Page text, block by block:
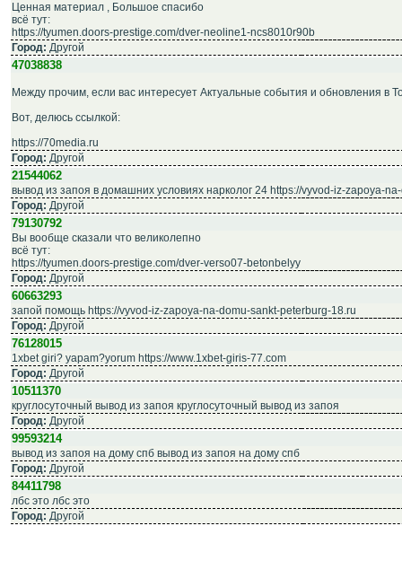
Ценная материал , Большое спасибо
всё тут:
https://tyumen.doors-prestige.com/dver-neoline1-ncs8010r90b
Город: Другой
47038838
Между прочим, если вас интересует Актуальные события и обновления в
Вот, делюсь ссылкой:
https://70media.ru
Город: Другой
21544062
вывод из запоя в домашних условиях нарколог 24 https://vyvod-iz-zapoya-
Город: Другой
79130792
Вы вообще сказали что великолепно
всё тут:
https://tyumen.doors-prestige.com/dver-verso07-betonbelyy
Город: Другой
60663293
запой помощь https://vyvod-iz-zapoya-na-domu-sankt-peterburg-18.ru
Город: Другой
76128015
1xbet giri? yapam?yorum https://www.1xbet-giris-77.com
Город: Другой
10511370
круглосуточный вывод из запоя круглосуточный вывод из запоя
Город: Другой
99593214
вывод из запоя на дому спб вывод из запоя на дому спб
Город: Другой
84411798
лбс это лбс это
Город: Другой